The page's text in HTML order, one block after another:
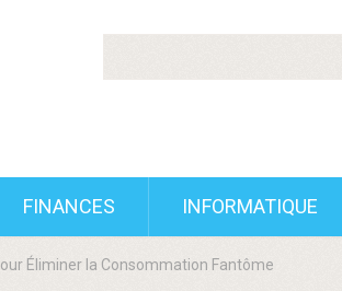
FINANCES INFORMATIQUE
Éliminer la Consommation Fantôme